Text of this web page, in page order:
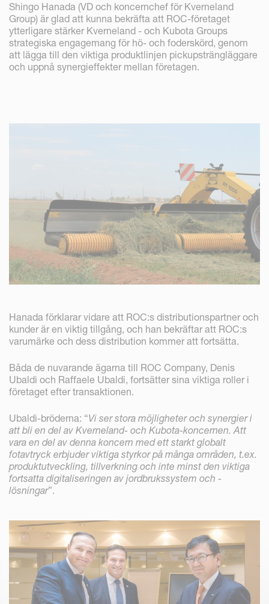
Shingo Hanada (VD och koncernchef för Kverneland
Group) är glad att kunna bekräfta att ROC-företaget
ytterligare stärker Kverneland - och Kubota Groups
strategiska engagemang för hö- och foderskörd, genom
att lägga till den viktiga produktlinjen pickupsträngläggare
och uppnå synergieffekter mellan företagen.
Hanada förklarar vidare att ROC:s distributionspartner och
kunder är en viktig tillgång, och han bekräftar att ROC:s
varumärke och dess distribution kommer att fortsätta.
Båda de nuvarande ägarna till ROC Company, Denis
Ubaldi och Raffaele Ubaldi, fortsätter sina viktiga roller i
företaget efter transaktionen.
Ubaldi-bröderna: “Vi ser stora möjligheter och synergier i
att bli en del av Kverneland- och Kubota-koncernen. Att
vara en del av denna koncern med ett starkt globalt
fotavtryck erbjuder viktiga styrkor på många områden, t.ex.
produktutveckling, tillverkning och inte minst den viktiga
fortsatta digitaliseringen av jordbrukssystem och -
lösningar”.